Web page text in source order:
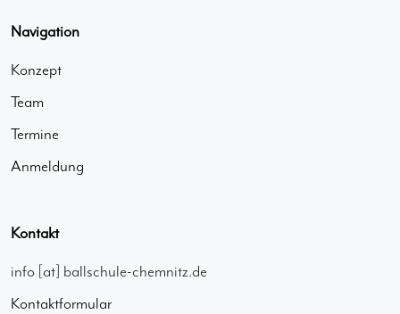
Navigation
Konzept
Team
Termine
Anmeldung
Kontakt
info [at] ballschule-chemnitz.de
Kontaktformular